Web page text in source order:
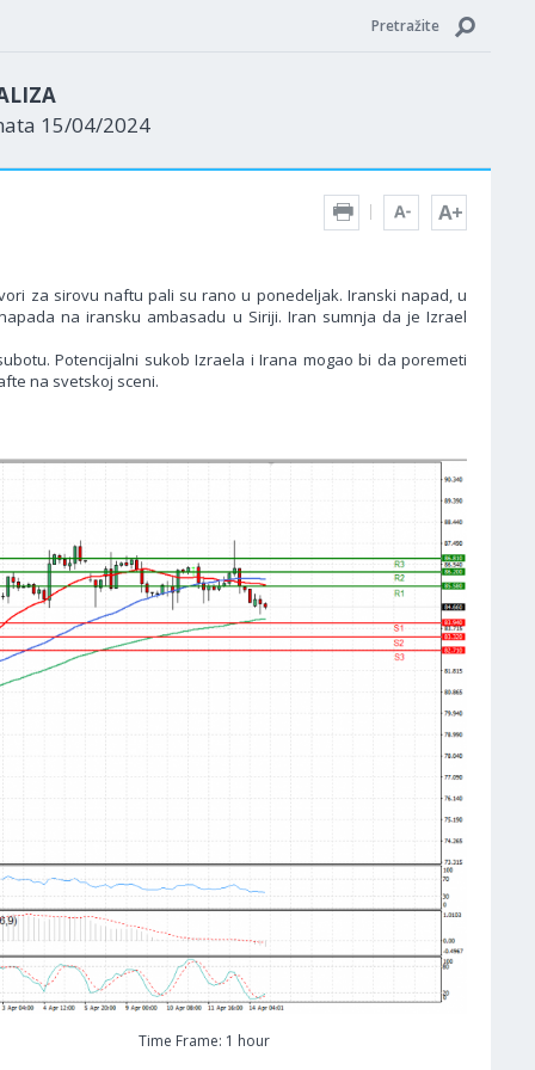
Pretražite
15/04/2024
za sirovu naftu pali su rano u ponedeljak. Iranski napad, u
na iransku ambasadu u Siriji. Iran sumnja da je Izrael
Potencijalni sukob Izraela i Irana mogao bi da poremeti
na svetskoj sceni.
Time Frame: 1 hour